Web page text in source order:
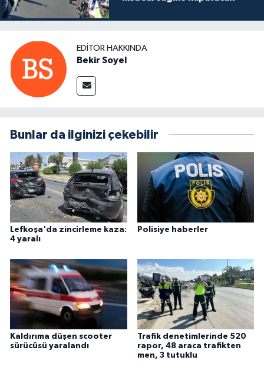
EDITÖR HAKKINDA
Bekir Soyel
Bunlar da ilginizi çekebilir
Lefkoşa'da zincirleme kaza:
4 yaralı
Polisiye haberler
Kaldırıma düşen scooter
sürücüsü yaralandı
Trafik denetimlerinde 520
rapor, 48 araca trafikten
men, 3 tutuklu